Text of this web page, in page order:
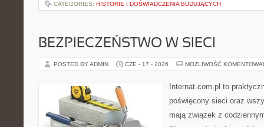
CATEGORIES: HISTORIE I DOŚWIADCZENIA BUDUJĄCYCH
BEZPIECZEŃSTWO W SIECI
POSTED BY ADMIN CZE - 17 - 2026 MOŻLIWOŚĆ
Internat.com.pl to
poświęcony sieci oraz
mają związek z